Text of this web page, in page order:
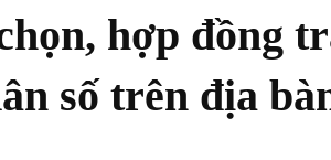
hợp đồng
số trên địa